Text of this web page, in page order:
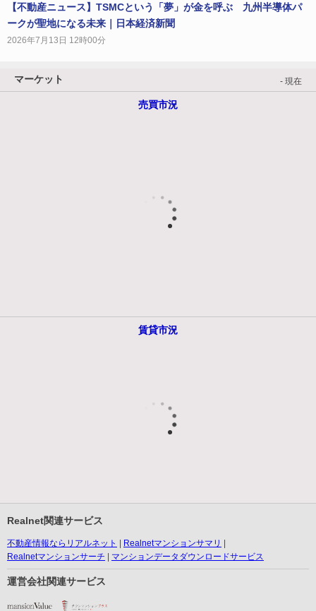
【不動産ニュース】TSMCという「夢」が金を呼ぶ 九州半導体パ
ークが聖地になる未来｜日本経済新聞
2026年7月13日 12時00分
マーケット - 現在
売買市況
賃貸市況
Realnet関連サービス
不動産情報ならリアルネット
Realnetマンションサマリ
Realnetマンションサーチ
マンションデータダウンロードサービス
運営会社関連サービス